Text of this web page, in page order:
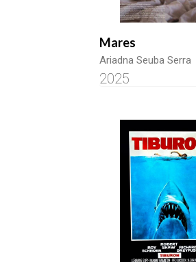
Mares
Ariadna Seuba Serra
2025